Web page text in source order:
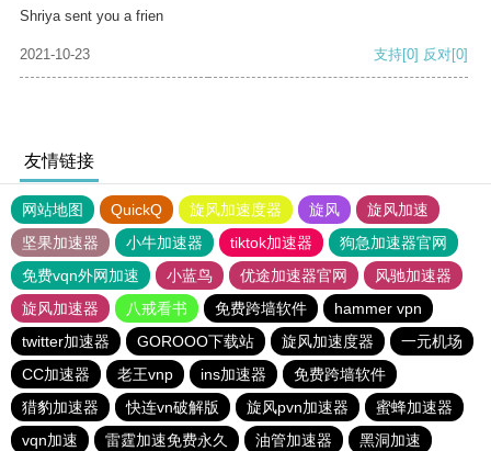
Shriya sent you a frien
2021-10-23 支持[0] 反对[0]
友情链接
网站地图 QuickQ 旋风加速度器 旋风
旋风加速
坚果加速器
小牛加速器 tiktok加速器
狗急加速器官网
免费vqn外网加速
小蓝鸟 优途加速器官网
风驰加速器
旋风加速器
八戒看书 免费跨墙软件
hammer vpn
twitter加速器
GOROOO下载站 旋风加速度器
一元机场
CC加速器
老王vnp ins加速器
免费跨墙软件
猎豹加速器
快连vn破解版 旋风pvn加速器
蜜蜂加速器
vqn加速
雷霆加速免费永久 油管加速器 黑洞加速